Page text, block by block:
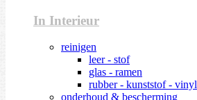
In Interieur
reinigen
leer - stof
glas - ramen
rubber - kunststof - vinyl
onderhoud & bescherming